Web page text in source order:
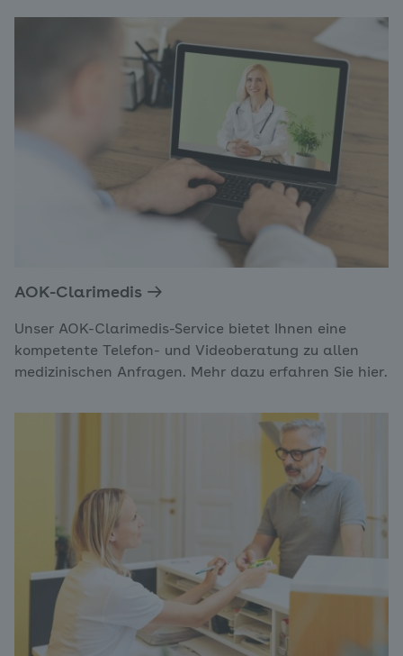
AOK-Clarimedis
Unser AOK-Clarimedis-Service bietet Ihnen eine
kompetente Telefon- und Videoberatung zu allen
medizinischen Anfragen. Mehr dazu erfahren Sie hier.